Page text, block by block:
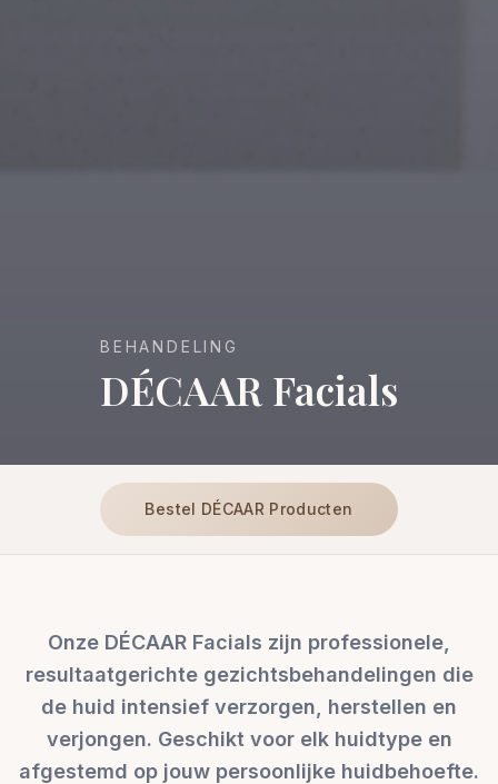
BEHANDELING
DÉCAAR Facials
Bestel DÉCAAR Producten
Onze DÉCAAR Facials zijn professionele,
resultaatgerichte gezichtsbehandelingen die
de huid intensief verzorgen, herstellen en
verjongen. Geschikt voor elk huidtype en
afgestemd op jouw persoonlijke huidbehoefte.